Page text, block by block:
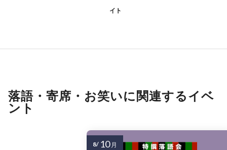
イト
落語・寄席・お笑いに関連するイベ
ント
8/ 10 月